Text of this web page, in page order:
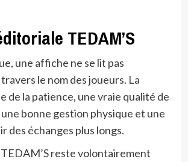
TEDAM’S
une affiche ne se lit pas
le nom des joueurs. La
de la patience, une vraie qualité de
bonne gestion physique et une
des échanges plus longs.
reste volontairement